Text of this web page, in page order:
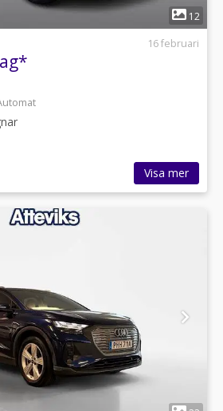
1
12
16 februari
Visa mer